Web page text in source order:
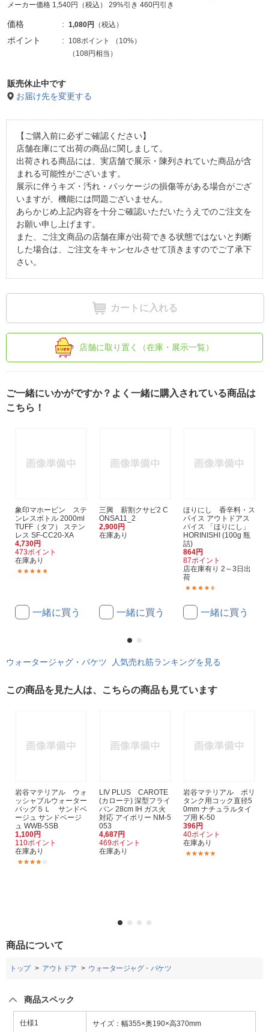
メーカー価格 1,540円（税込） 29%引き 460円引き
価格 1,080円 （税込）
ポイント 108ポイント （ 10%）
（108円相当）
販売休止中です
お届け先を変更する
【ご購入前に必ずご確認ください】
店舗在庫にて出荷の商品に関しまして。
出荷される商品には、実店舗で展示・陳列されていた商品が含
まれる可能性がございます。
展示に伴うキズ・汚れ・パッケージの損傷等がある場合がござ
いますが、機能には問題ございません。
あらかじめ上記内容を十分ご確認いただいたうえでのご注文を
お願い申し上げます。
また、ご注文商品の店舗在庫が出荷できる状態ではないと判断
した場合は、ご注文をキャンセルさせて頂きますのでご了承下
さい。
カートに入れる
店舗に取り置く（在庫・展示一覧）
ご一緒にいかがですか？よく一緒に購入されている商品は
こちら！
象印マホービン ステ
ンレスボトル 2000ml
TUFF（タフ） ステン
レス SF-CC20-XA
4,730円
473ポイント
在庫あり
一緒に買う
三興 薪割クサビ2 C
ONSA11_2
2,900円
在庫あり
一緒に買う
ほりにし 香辛料・ス
パイス アウトドアス
パイス 「ほりにし」
HORINISHI (100g 瓶
詰)
864円
87ポイント
店在庫有り 2～3日出
荷
一緒に買う
ウォータージャグ・バケツ 人気売れ筋ランキングを見る
この商品を見た人は、こちらの商品も見ています
岩谷マテリアル ウォ
ッシャブルウォーター
バッグ５Ｌ サンドベ
ージュ サンドベージ
ュ WWB-5SB
1,100円
110ポイント
在庫あり
LIV PLUS CAROTE
(カローテ) 深型フライ
パン 28cm IH ガス火
対応 アイボリー NM-5
053
4,687円
469ポイント
在庫あり
岩谷マテリアル ポリ
タンク用コック直径5
0mm ナチュラルタイ
プ用 K-50
396円
40ポイント
在庫あり
商品について
トップ アウトドア ウォータージャグ・バケツ
商品スペック
仕様1 サイズ：幅355×奥190×高370mm